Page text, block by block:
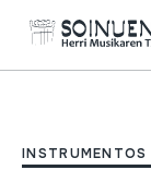
INSTRUMENTOS